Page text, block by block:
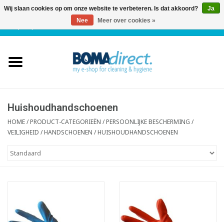
Klantenservice
Blog
Huishoudhandschoenen
HOME/PRODUCT-CATEGORIEËN /PERSOONLIJKE BESCHERMING /
VEILIGHEID /HANDSCHOENEN /HUISHOUDHANDSCHOENEN
Wij slaan cookies op om onze website te verbeteren. Is dat akkoord?
Ja
Nee
Meer over cookies »